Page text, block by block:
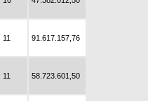
11 91.617.157,76
11 58.723.601,50